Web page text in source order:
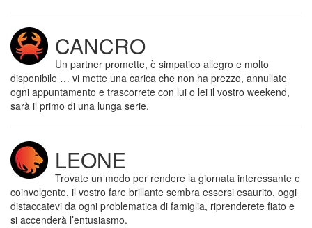
CANCRO
Un partner promette, è simpatico allegro e molto
disponibile … vi mette una carica che non ha prezzo, annullate
ogni appuntamento e trascorrete con lui o lei il vostro weekend,
sarà il primo di una lunga serie.
LEONE
Trovate un modo per rendere la giornata interessante e
coinvolgente, il vostro fare brillante sembra essersi esaurito, oggi
distaccatevi da ogni problematica di famiglia, riprenderete fiato e
si accenderà l’entusiasmo.